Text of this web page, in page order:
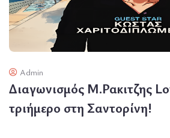
Admin
Διαγωνισμός Μ.Ρακιτζης
τριήμερο στη Σαντορίνη!